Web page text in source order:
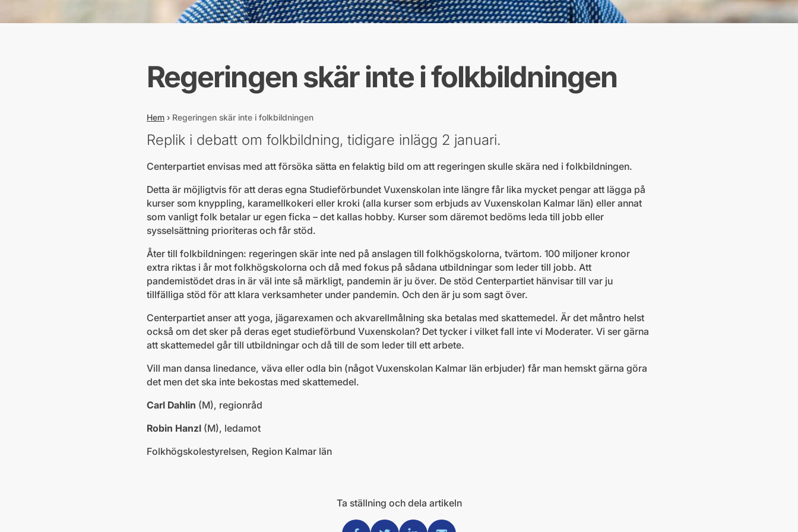
Regeringen skär inte i folkbildningen
Hem › Regeringen skär inte i folkbildningen
Replik i debatt om folkbildning, tidigare inlägg 2 januari.
Centerpartiet envisas med att försöka sätta en felaktig bild om att regeringen skulle skära ned i folkbildningen.
Detta är möjligtvis för att deras egna Studieförbundet Vuxenskolan inte längre får lika mycket pengar att lägga på
kurser som knyppling, karamellkokeri eller kroki (alla kurser som erbjuds av Vuxenskolan Kalmar län) eller annat
som vanligt folk betalar ur egen ficka – det kallas hobby. Kurser som däremot bedöms leda till jobb eller
sysselsättning prioriteras och får stöd.
Åter till folkbildningen: regeringen skär inte ned på anslagen till folkhögskolorna, tvärtom. 100 miljoner kronor
extra riktas i år mot folkhögskolorna och då med fokus på sådana utbildningar som leder till jobb. Att
pandemistödet dras in är väl inte så märkligt, pandemin är ju över. De stöd Centerpartiet hänvisar till var ju
tillfälliga stöd för att klara verksamheter under pandemin. Och den är ju som sagt över.
Centerpartiet anser att yoga, jägarexamen och akvarellmålning ska betalas med skattemedel. Är det måntro helst
också om det sker på deras eget studieförbund Vuxenskolan? Det tycker i vilket fall inte vi Moderater. Vi ser gärna
att skattemedel går till utbildningar och då till de som leder till ett arbete.
Vill man dansa linedance, väva eller odla bin (något Vuxenskolan Kalmar län erbjuder) får man hemskt gärna göra
det men det ska inte bekostas med skattemedel.
Carl Dahlin (M), regionråd
Robin Hanzl (M), ledamot
Folkhögskolestyrelsen, Region Kalmar län
Ta ställning och dela artikeln
Dela via Facebook
Dela via Twitter
Dela via Linkedin
Dela via Mail